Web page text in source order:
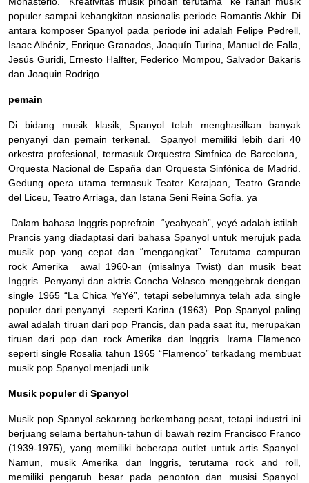
populer sampai kebangkitan nasionalis periode Romantis Akhir. Di
antara komposer Spanyol pada periode ini adalah Felipe Pedrell,
Isaac Albéniz, Enrique Granados, Joaquín Turina, Manuel de Falla,
Jesús Guridi, Ernesto Halfter, Federico Mompou, Salvador Bakaris
dan Joaquin Rodrigo.
pemain
Di bidang musik klasik, Spanyol telah menghasilkan banyak
penyanyi dan pemain terkenal. Spanyol memiliki lebih dari 40
orkestra profesional, termasuk Orquestra Simfnica de Barcelona, ​​​​​
Orquesta Nacional de España dan Orquesta Sinfónica de Madrid.
Gedung opera utama termasuk Teater Kerajaan, Teatro Grande
del Liceu, Teatro Arriaga, dan Istana Seni Reina Sofia. ya
Dalam bahasa Inggris poprefrain “yeahyeah”, yeyé adalah istilah
Prancis yang diadaptasi dari bahasa Spanyol untuk merujuk pada
musik pop yang cepat dan “mengangkat”. Terutama campuran
rock Amerika awal 1960-an (misalnya Twist) dan musik beat
Inggris. Penyanyi dan aktris Concha Velasco menggebrak dengan
single 1965 “La Chica YeYé”, tetapi sebelumnya telah ada single
populer dari penyanyi seperti Karina (1963). Pop Spanyol paling
awal adalah tiruan dari pop Prancis, dan pada saat itu, merupakan
tiruan dari pop dan rock Amerika dan Inggris. Irama Flamenco
seperti single Rosalia tahun 1965 “Flamenco” terkadang membuat
musik pop Spanyol menjadi unik.
Musik populer di Spanyol
Musik pop Spanyol sekarang berkembang pesat, tetapi industri ini
berjuang selama bertahun-tahun di bawah rezim Francisco Franco
(1939-1975), yang memiliki beberapa outlet untuk artis Spanyol.
Namun, musik Amerika dan Inggris, terutama rock and roll,
memiliki pengaruh besar pada penonton dan musisi Spanyol.